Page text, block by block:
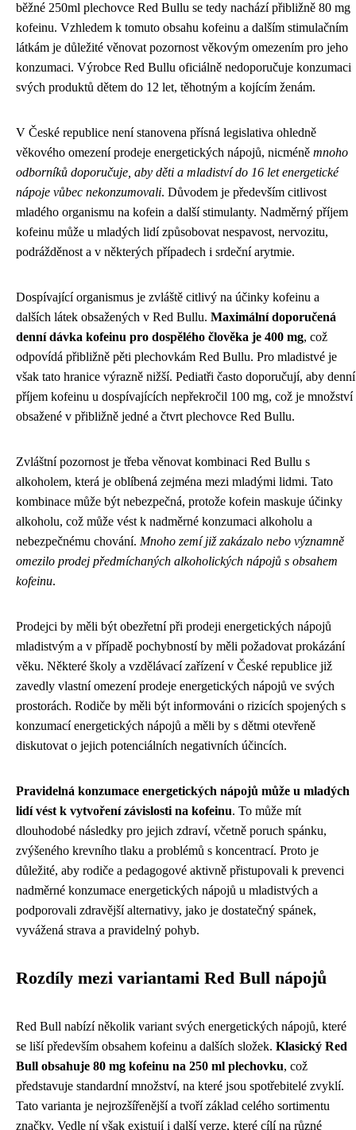
běžné 250ml plechovce Red Bullu se tedy nachází přibližně 80 mg
kofeinu. Vzhledem k tomuto obsahu kofeinu a dalším stimulačním
látkám je důležité věnovat pozornost věkovým omezením pro jeho
konzumaci. Výrobce Red Bullu oficiálně nedoporučuje konzumaci
svých produktů dětem do 12 let, těhotným a kojícím ženám.
V České republice není stanovena přísná legislativa ohledně
věkového omezení prodeje energetických nápojů, nicméně mnoho
odborníků doporučuje, aby děti a mladiství do 16 let energetické
nápoje vůbec nekonzumovali. Důvodem je především citlivost
mladého organismu na kofein a další stimulanty. Nadměrný příjem
kofeinu může u mladých lidí způsobovat nespavost, nervozitu,
podrážděnost a v některých případech i srdeční arytmie.
Dospívající organismus je zvláště citlivý na účinky kofeinu a
dalších látek obsažených v Red Bullu. Maximální doporučená
denní dávka kofeinu pro dospělého člověka je 400 mg, což
odpovídá přibližně pěti plechovkám Red Bullu. Pro mladistvé je
však tato hranice výrazně nižší. Pediatři často doporučují, aby denní
příjem kofeinu u dospívajících nepřekročil 100 mg, což je množství
obsažené v přibližně jedné a čtvrt plechovce Red Bullu.
Zvláštní pozornost je třeba věnovat kombinaci Red Bullu s
alkoholem, která je oblíbená zejména mezi mladými lidmi. Tato
kombinace může být nebezpečná, protože kofein maskuje účinky
alkoholu, což může vést k nadměrné konzumaci alkoholu a
nebezpečnému chování. Mnoho zemí již zakázalo nebo významně
omezilo prodej předmíchaných alkoholických nápojů s obsahem
kofeinu.
Prodejci by měli být obezřetní při prodeji energetických nápojů
mladistvým a v případě pochybností by měli požadovat prokázání
věku. Některé školy a vzdělávací zařízení v České republice již
zavedly vlastní omezení prodeje energetických nápojů ve svých
prostorách. Rodiče by měli být informováni o rizicích spojených s
konzumací energetických nápojů a měli by s dětmi otevřeně
diskutovat o jejich potenciálních negativních účincích.
Pravidelná konzumace energetických nápojů může u mladých
lidí vést k vytvoření závislosti na kofeinu. To může mít
dlouhodobé následky pro jejich zdraví, včetně poruch spánku,
zvýšeného krevního tlaku a problémů s koncentrací. Proto je
důležité, aby rodiče a pedagogové aktivně přistupovali k prevenci
nadměrné konzumace energetických nápojů u mladistvých a
podporovali zdravější alternativy, jako je dostatečný spánek,
vyvážená strava a pravidelný pohyb.
Rozdíly mezi variantami Red Bull nápojů
Red Bull nabízí několik variant svých energetických nápojů, které
se liší především obsahem kofeinu a dalších složek. Klasický Red
Bull obsahuje 80 mg kofeinu na 250 ml plechovku, což
představuje standardní množství, na které jsou spotřebitelé zvyklí.
Tato varianta je nejrozšířenější a tvoří základ celého sortimentu
značky. Vedle ní však existují i další verze, které cílí na různé